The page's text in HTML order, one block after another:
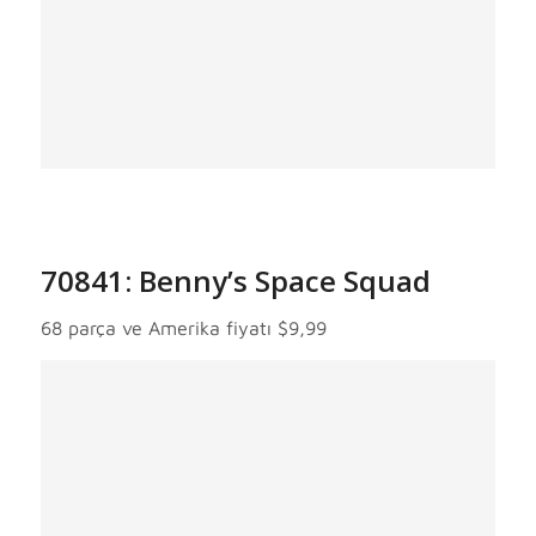
70841: Benny’s Space Squad
68 parça ve Amerika fiyatı $9,99